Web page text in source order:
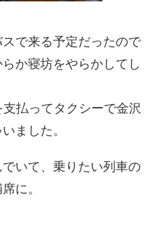
で来る予定だったので
か寝坊をやらかしてし
払ってタクシーで金沢
ました。
いて、乗りたい列車の
に。